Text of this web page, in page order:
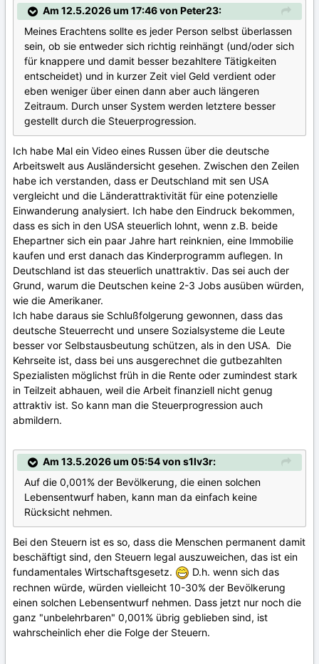
Am 12.5.2026 um 17:46 von Peter23:
Meines Erachtens sollte es jeder Person selbst überlassen
sein, ob sie entweder sich richtig reinhängt (und/oder sich
für knappere und damit besser bezahltere Tätigkeiten
entscheidet) und in kurzer Zeit viel Geld verdient oder
eben weniger über einen dann aber auch längeren
Zeitraum. Durch unser System werden letztere besser
gestellt durch die Steuerprogression.
Ich habe Mal ein Video eines Russen über die deutsche
Arbeitswelt aus Ausländersicht gesehen. Zwischen den Zeilen
habe ich verstanden, dass er Deutschland mit sen USA
vergleicht und die Länderattraktivität für eine potenzielle
Einwanderung analysiert. Ich habe den Eindruck bekommen,
dass es sich in den USA steuerlich lohnt, wenn z.B. beide
Ehepartner sich ein paar Jahre hart reinknien, eine Immobilie
kaufen und erst danach das Kinderprogramm auflegen. In
Deutschland ist das steuerlich unattraktiv. Das sei auch der
Grund, warum die Deutschen keine 2-3 Jobs ausüben würden,
wie die Amerikaner.
Ich habe daraus sie Schlußfolgerung gewonnen, dass das
deutsche Steuerrecht und unsere Sozialsysteme die Leute
besser vor Selbstausbeutung schützen, als in den USA. Die
Kehrseite ist, dass bei uns ausgerechnet die gutbezahlten
Spezialisten möglichst früh in die Rente oder zumindest stark
in Teilzeit abhauen, weil die Arbeit finanziell nicht genug
attraktiv ist. So kann man die Steuerprogression auch
abmildern.
Am 13.5.2026 um 05:54 von s1lv3r:
Auf die 0,001% der Bevölkerung, die einen solchen
Lebensentwurf haben, kann man da einfach keine
Rücksicht nehmen.
Bei den Steuern ist es so, dass die Menschen permanent damit
beschäftigt sind, den Steuern legal auszuweichen, das ist ein
fundamentales Wirtschaftsgesetz.
D.h. wenn sich das
rechnen würde, würden vielleicht 10-30% der Bevölkerung
einen solchen Lebensentwurf nehmen. Dass jetzt nur noch die
ganz "unbelehrbaren" 0,001% übrig geblieben sind, ist
wahrscheinlich eher die Folge der Steuern.